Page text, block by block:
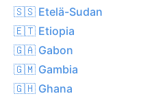
🇸🇸 Etelä-Sudan
🇪🇹 Etiopia
🇬🇦 Gabon
🇬🇲 Gambia
🇬🇭 Ghana